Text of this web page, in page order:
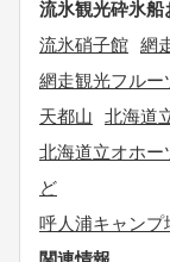
流氷観光砕氷船
流氷硝子館 網
網走観光フルー
天都山
北海道
北海道立オホー
ど
呼人浦キャンプ